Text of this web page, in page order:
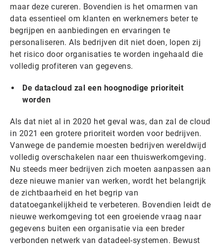
maar deze cureren. Bovendien is het omarmen van
data essentieel om klanten en werknemers beter te
begrijpen en aanbiedingen en ervaringen te
personaliseren. Als bedrijven dit niet doen, lopen zij
het risico door organisaties te worden ingehaald die
volledig profiteren van gegevens.
De datacloud zal een hoognodige prioriteit
worden
Als dat niet al in 2020 het geval was, dan zal de cloud
in 2021 een grotere prioriteit worden voor bedrijven.
Vanwege de pandemie moesten bedrijven wereldwijd
volledig overschakelen naar een thuiswerkomgeving.
Nu steeds meer bedrijven zich moeten aanpassen aan
deze nieuwe manier van werken, wordt het belangrijk
de zichtbaarheid en het begrip van
datatoegankelijkheid te verbeteren. Bovendien leidt de
nieuwe werkomgeving tot een groeiende vraag naar
gegevens buiten een organisatie via een breder
verbonden netwerk van datadeel-systemen. Bewust